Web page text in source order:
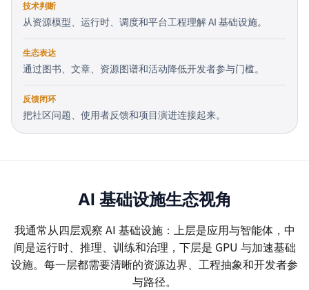
技术判断
从资源模型、运行时、调度和平台工程理解 AI 基础设施。
生态表达
通过图书、文章、资源图谱和活动降低开发者参与门槛。
反馈闭环
把社区问题、使用者反馈和项目演进连接起来。
AI 基础设施生态视角
我通常从四层观察 AI 基础设施：上层是应用与智能体，中
间是运行时、推理、训练和治理，下层是 GPU 与加速基础
设施。每一层都需要清晰的资源边界、工程抽象和开发者参
与路径。